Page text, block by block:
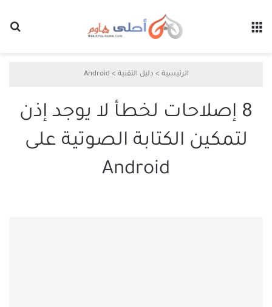
الرئيسية > دليل التقنية >
Android
8 إصلاحات لخطأ لا يوجد إذن
لتمكين الكتابة الصوتية على
Android